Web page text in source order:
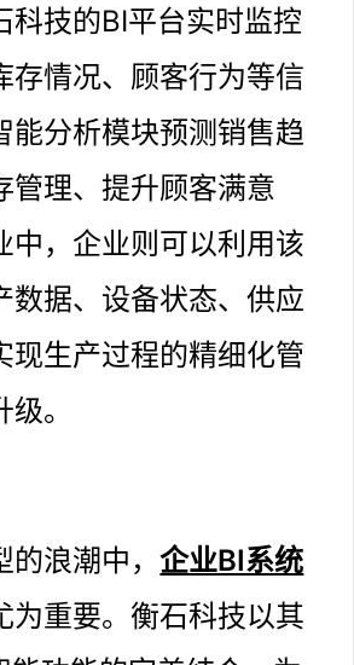
科技的BI平台实时监控
存情况、顾客行为等信
能分析模块预测销售趋
管理、提升顾客满意
中，企业则可以利用该
数据、设备状态、供应
现生产过程的精细化管
。
的浪潮中，企业BI系统
为重要。衡石科技以其